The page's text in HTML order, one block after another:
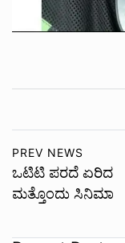
PREV NEWS
ಒಟಿಟಿ ಪರದೆ ಏರಿದ
ಮತ್ತೊಂದು ಸಿನಿಮಾ